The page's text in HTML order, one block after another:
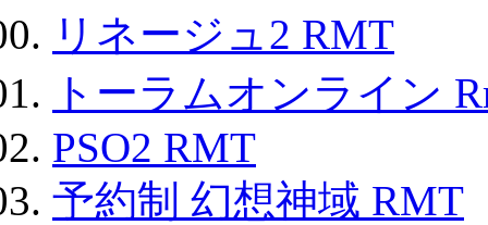
リネージュ2 RMT
トーラムオンライン
PSO2 RMT
予約制 幻想神域 RMT